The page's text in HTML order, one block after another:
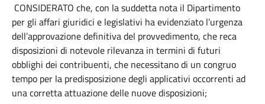
CONSIDERATO che, con la suddetta nota il Dipartimento
per gli affari giuridici e legislativi ha evidenziato l’urgenza
dell’approvazione definitiva del provvedimento, che reca
disposizioni di notevole rilevanza in termini di futuri
obblighi dei contribuenti, che necessitano di un congruo
tempo per la predisposizione degli applicativi occorrenti ad
una corretta attuazione delle nuove disposizioni;